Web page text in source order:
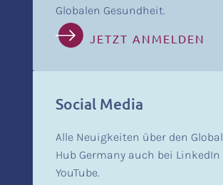
Globalen Gesundheit.
JETZT ANMELDEN
Social Media
Alle Neuigkeiten über den
Hub Germany auch bei
YouTube.